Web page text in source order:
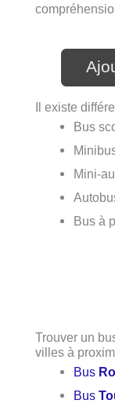
Il existe
Bus
Mini-
Bus à
Trouver un
villes à
Bus
Bus